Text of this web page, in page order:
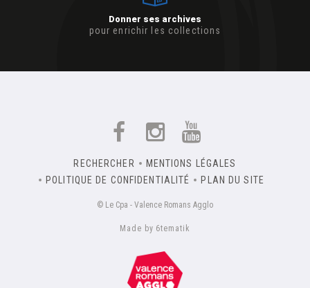
Donner ses archives
pour enrichir les collections
RECHERCHER
MENTIONS LÉGALES
POLITIQUE DE CONFIDENTIALITÉ
PLAN DU SITE
© Le Cpa - Valence Romans Agglo
Made by 6tematik